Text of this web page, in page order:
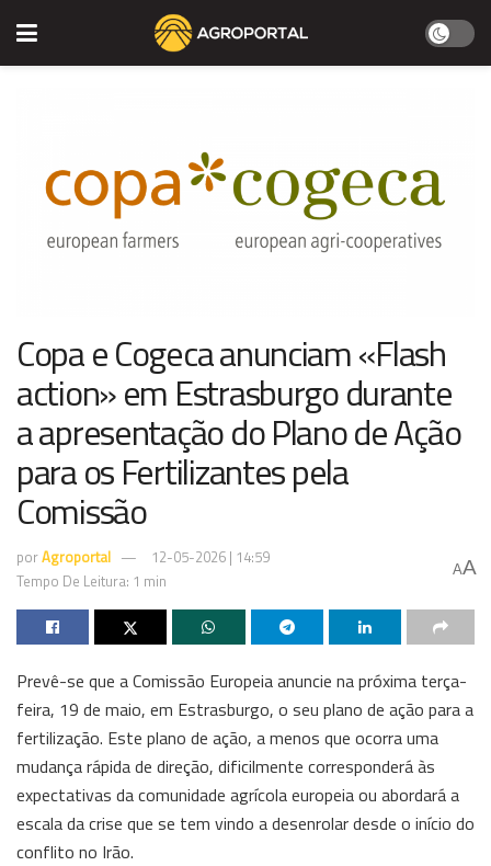
Copa e Cogeca anunciam «Flash
action» em Estrasburgo durante
a apresentação do Plano de Ação
para os Fertilizantes pela
Comissão
porAgroportal
12-05-2026 | 14:59
Tempo De Leitura: 1 min
AA
Prevê-se que a Comissão Europeia anuncie na próxima terça-
feira, 19 de maio, em Estrasburgo, o seu plano de ação para a
fertilização. Este plano de ação, a menos que ocorra uma
mudança rápida de direção, dificilmente corresponderá às
expectativas da comunidade agrícola europeia ou abordará a
escala da crise que se tem vindo a desenrolar desde o início do
conflito no Irão.